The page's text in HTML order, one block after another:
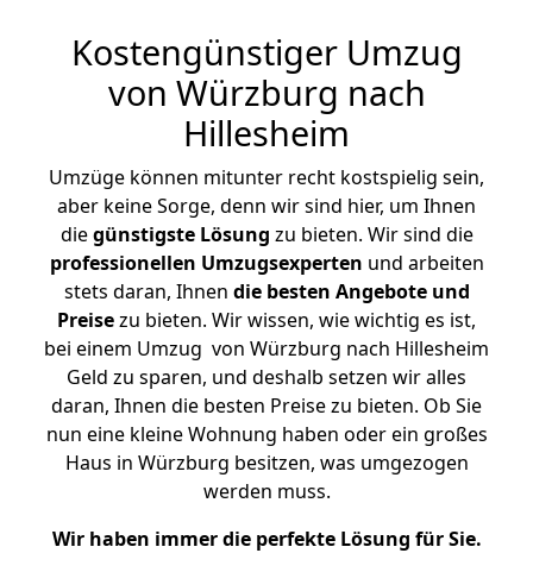
Kostengünstiger Umzug
von Würzburg nach
Hillesheim
Umzüge können mitunter recht kostspielig sein,
aber keine Sorge, denn wir sind hier, um Ihnen
diegünstigste Lösung zu bieten. Wir sind die
professionellen Umzugsexperten und arbeiten
stets daran, Ihnen die besten Angebote und
Preisezu bieten. Wir wissen, wie wichtig es ist,
bei einem Umzug von Würzburg nach Hillesheim
Geld zu sparen, und deshalb setzen wir alles
daran, Ihnen die besten Preise zu bieten. Ob Sie
nun eine kleine Wohnung haben oder ein großes
Haus in Würzburg besitzen, was umgezogen
werden muss.
Wir haben immer die perfekte Lösung für Sie.